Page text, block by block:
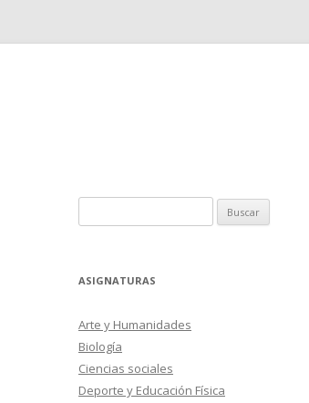
ASIGNATURAS
Arte y Humanidades
Biología
Ciencias sociales
Deporte y Educación Física